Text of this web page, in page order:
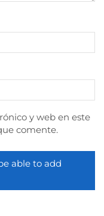
y web en este
comente.
able to add